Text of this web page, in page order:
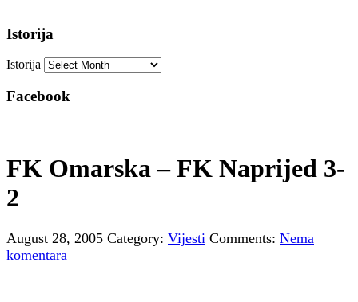
Istorija
Istorija
Facebook
FK Omarska – FK Naprijed 3-
2
August 28, 2005 Category: Vijesti Comments: Nema
komentara